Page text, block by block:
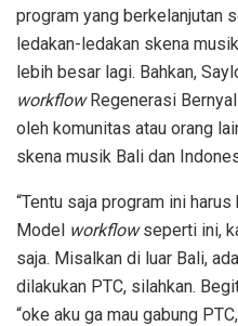
program yang berkelanjutan
ledakan-ledakan skena
lebih besar lagi. Bahkan,
workflowRegenerasi
oleh komunitas atau orang
skena musik Bali dan
“Tentu saja program ini
Model workflowseperti ini,
saja. Misalkan di luar Bali,
dilakukan PTC, silahkan.
“oke aku ga mau gabung